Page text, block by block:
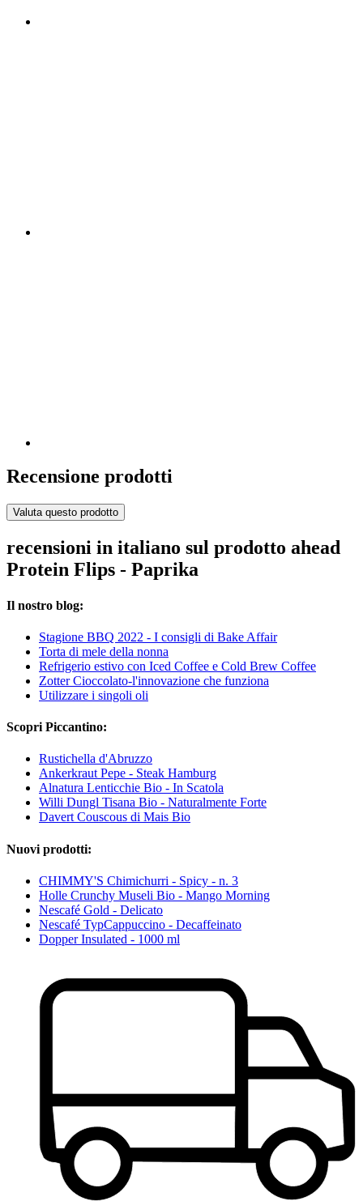
Recensione prodotti
Valuta questo prodotto
recensioni in italiano sul prodotto ahead
Protein Flips - Paprika
Il nostro blog:
Stagione BBQ 2022 - I consigli di Bake Affair
Torta di mele della nonna
Refrigerio estivo con Iced Coffee e Cold Brew Coffee
Zotter Cioccolato-l'innovazione che funziona
Utilizzare i singoli oli
Scopri Piccantino:
Rustichella d'Abruzzo
Ankerkraut Pepe - Steak Hamburg
Alnatura Lenticchie Bio - In Scatola
Willi Dungl Tisana Bio - Naturalmente Forte
Davert Couscous di Mais Bio
Nuovi prodotti:
CHIMMY'S Chimichurri - Spicy - n. 3
Holle Crunchy Museli Bio - Mango Morning
Nescafé Gold - Delicato
Nescafé TypCappuccino - Decaffeinato
Dopper Insulated - 1000 ml